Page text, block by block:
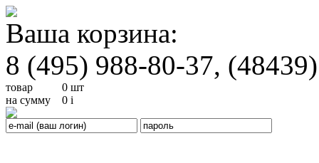
Ваша корзина:
8 (495) 988-80-37,
товар
0 шт
на сумму
0 i